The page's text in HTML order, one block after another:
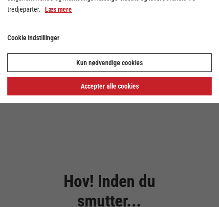
Hov! Inden du
smutter...
tredjeparter. Læs mere
Cookie indstillinger
Kun nødvendige cookies
Accepter alle cookies